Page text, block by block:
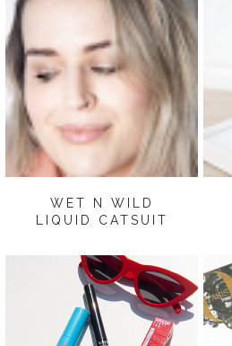
WET N WILD
LIQUID CATSUIT